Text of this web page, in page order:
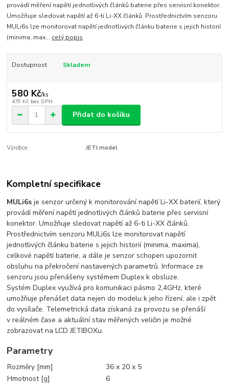
provádí měření napětí jednotlivých článků baterie přes servisní konektor.
Umožňuje sledovat napětí až 6-ti Li-XX článků. Prostřednictvím senzoru
MULi6s lze monitorovat napětí jednotlivých článku baterie s jejich historií
(minima, max... celý popis
Dostupnost Skladem
580 Kč/ks
479 Kč bez DPH
Přidat do košíku
Výrobce: JETI model
Kompletní specifikace
MULi6sje senzor určený k monitorování napětí Li-XX baterií, který
provádí měření napětí jednotlivých článků baterie přes servisní
konektor. Umožňuje sledovat napětí až 6-ti Li-XX článků.
Prostřednictvím senzoru MULi6s lze monitorovat napětí
jednotlivých článku baterie s jejich historií (minima, maxima),
celkové napětí baterie, a dále je senzor schopen upozornit
obsluhu na překročení nastavených parametrů. Informace ze
senzoru jsou přenášeny systémem Duplex k obsluze.
Systém Duplex využívá pro komunikaci pásmo 2,4GHz, které
umožňuje přenášet data nejen do modelu k jeho řízení, ale i zpět
do vysílače. Telemetrická data získaná za provozu se přenáší
v reálném čase a aktuální stav měřených veličin je možné
zobrazovat na LCD JETIBOXu.
Parametry
Rozměry [mm]
36 x 20 x 5
Hmotnost [g]
6